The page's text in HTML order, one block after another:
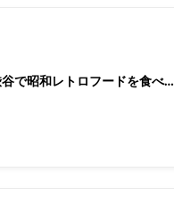
で昭和レトロフードを食べ…